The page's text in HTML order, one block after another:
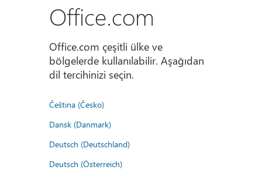
Office.com
Office.com çeşitli ülke ve
bölgelerde kullanılabilir. Aşağıdan
dil tercihinizi seçin.
Čeština (Česko)
Dansk (Danmark)
Deutsch (Deutschland)
Deutsch (Österreich)